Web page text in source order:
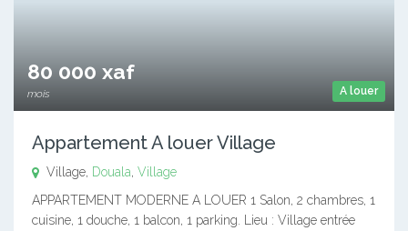
A louer
80 000 xaf
mois
Appartement A louer Village
Village, Douala Village
APPARTEMENT MODERNE A LOUER 1 Salon, 2 chambres, 1
cuisine, 1 douche, 1 balcon, 1 parking. Lieu : Village entrée